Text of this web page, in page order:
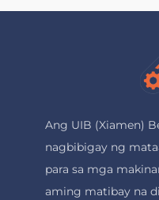
Ang UIB (Xiamen)
nagbibigay ng
para sa mga
aming matibay na